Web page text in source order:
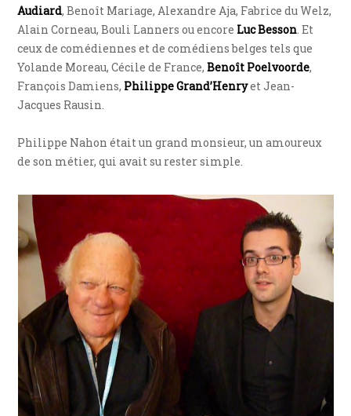
Audiard, Benoît Mariage, Alexandre Aja, Fabrice du Welz,
Alain Corneau, Bouli Lanners ou encore Luc Besson . Et
ceux de comédiennes et de comédiens belges tels que
Yolande Moreau, Cécile de France,Benoît Poelvoorde,
François Damiens, Philippe Grand’Henryet Jean-
Jacques Rausin.
Philippe Nahon était un grand monsieur, un amoureux
de son métier, qui avait su rester simple.